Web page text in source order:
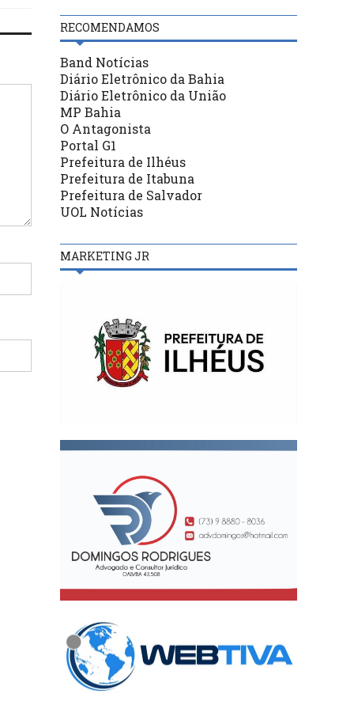
RECOMENDAMOS
Band Notícias
Diário Eletrônico da Bahia
Diário Eletrônico da União
MP Bahia
O Antagonista
Portal G1
Prefeitura de Ilhéus
Prefeitura de Itabuna
Prefeitura de Salvador
UOL Notícias
MARKETING JR